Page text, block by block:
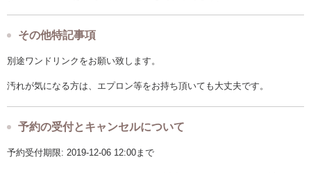
その他特記事項
別途ワンドリンクをお願い致します。
汚れが気になる方は、エプロン等をお持ち頂いても大丈夫です。
予約の受付とキャンセルについて
予約受付期限: 2019-12-06 12:00まで